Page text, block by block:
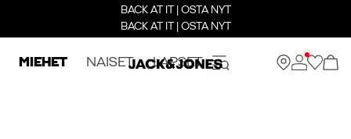
BACK AT IT | OSTA NYT
BACK AT IT | OSTA NYT
MIEHET NAISET LAPSET